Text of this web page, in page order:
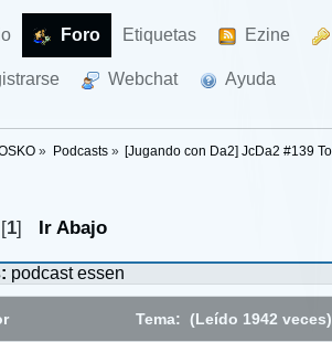
Foro Etiquetas Ezine
Webchat Ayuda
» Podcasts» [Jugando con Da2] JcDa2 #139
1] Ir Abajo
podcast essen
Tema: (Leído 1942 veces)